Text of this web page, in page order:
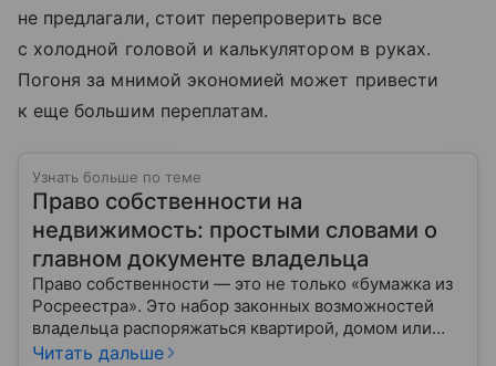
не предлагали, стоит перепроверить все
с холодной головой и калькулятором в руках.
Погоня за мнимой экономией может привести
к еще большим переплатам.
Узнать больше по теме
Право собственности на
недвижимость: простыми словами о
главном документе владельца
Право собственности — это не только «бумажка из
Росреестра». Это набор законных возможностей
владельца распоряжаться квартирой, домом или
участком: жить, сдавать, продавать, дарить,
Читать дальше